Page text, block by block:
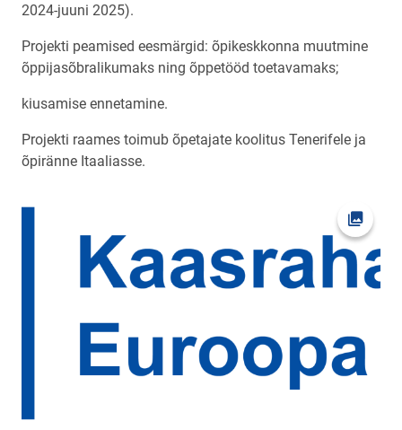
2024-juuni 2025).
Projekti peamised eesmärgid: õpikeskkonna muutmine
õppijasõbralikumaks ning õppetööd toetavamaks;
kiusamise ennetamine.
Projekti raames toimub õpetajate koolitus Tenerifele ja
õpiränne Itaaliasse.
Ava